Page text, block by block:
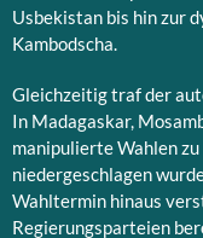
Usbekistan bis hin zur
Kambodscha.
Gleichzeitig traf der
In Madagaskar,
manipulierte Wahlen
niedergeschlagen
Wahltermin hinaus
Regierungsparteien